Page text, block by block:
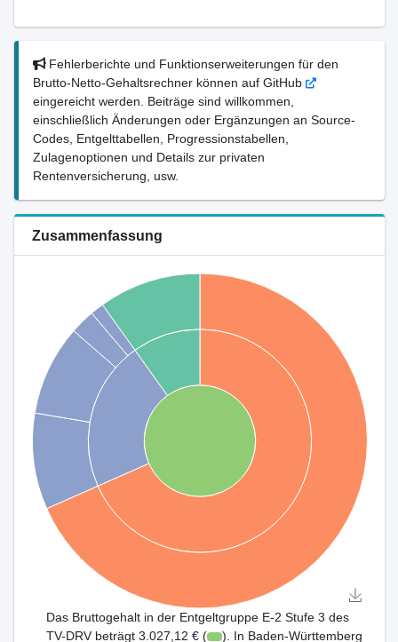
Fehlerberichte und Funktionserweiterungen für den
Brutto-Netto-Gehaltsrechner können auf GitHub
eingereicht werden. Beiträge sind willkommen,
einschließlich Änderungen oder Ergänzungen an Source-
Codes, Entgelttabellen, Progressionstabellen,
Zulagenoptionen und Details zur privaten
Rentenversicherung, usw.
Zusammenfassung
Das Bruttogehalt in der Entgeltgruppe E-2 Stufe 3 des
TV-DRV beträgt 3.027,12 € (
). In Baden-Württemberg